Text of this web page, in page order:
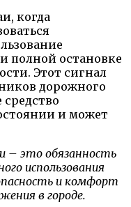
когда
полной остановке
Этот сигнал
дорожного
и может
– это обязанность
использования
и комфорт
в городе.